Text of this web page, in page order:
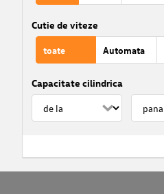
Cutie de viteze
toate Automata
Capacitate cilindrica